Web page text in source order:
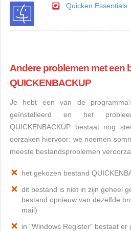
Quicken Essentials
Andere problemen met een
QUICKENBACKUP
Je hebt een van de
geïnstalleerd en het
QUICKENBACKUP bestaat nog
oorzaken hiervoor: we noemen
meeste bestandsproblemen
het gekozen bestand
dit bestand is niet in zijn geheel
bestand opnieuw van dezelfde
mail)
in "Windows Register" bestaat er